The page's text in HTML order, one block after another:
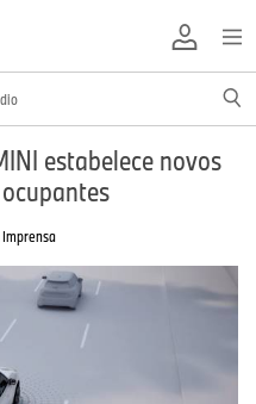
estabelece novos